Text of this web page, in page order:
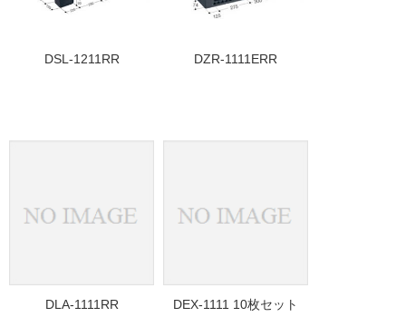
DSL-1211RR DZR-1111ERR
DLA-1111RR DEX-1111 10枚セット